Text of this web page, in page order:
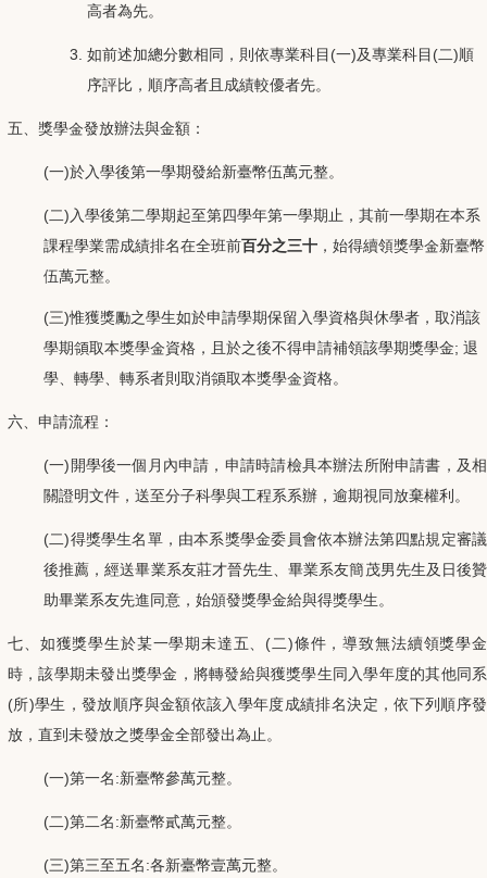
高者為先。
如前述加總分數相同，則依專業科目(一)及專業科目(二)順
序評比，順序高者且成績較優者先。
五、獎學金發放辦法與金額：
(一)於入學後第一學期發給新臺幣伍萬元整。
(二)入學後第二學期起至第四學年第一學期止，其前一學期在本系
課程學業需成績排名在全班前百分之三十 ，始得續領獎學金新臺幣
伍萬元整。
(三)惟獲獎勵之學生如於申請學期保留入學資格與休學者，取消該
學期領取本獎學金資格，且於之後不得申請補領該學期獎學金; 退
學、轉學、轉系者則取消領取本獎學金資格。
六、申請流程：
(一)開學後一個月內申請，申請時請檢具本辦法所附申請書，及相
關證明文件，送至分子科學與工程系系辦，逾期視同放棄權利。
(二)得獎學生名單，由本系獎學金委員會依本辦法第四點規定審議
後推薦，經送畢業系友莊才晉先生、畢業系友簡茂男先生及日後贊
助畢業系友先進同意，始頒發獎學金給與得獎學生。
七、如獲獎學生於某一學期未達五、(二)條件，導致無法續領獎學金
時，該學期未發出獎學金，將轉發給與獲獎學生同入學年度的其他同系
(所)學生，發放順序與金額依該入學年度成績排名決定，依下列順序發
放，直到未發放之獎學金全部發出為止。
(一)第一名:新臺幣參萬元整。
(二)第二名:新臺幣貳萬元整。
(三)第三至五名:各新臺幣壹萬元整。